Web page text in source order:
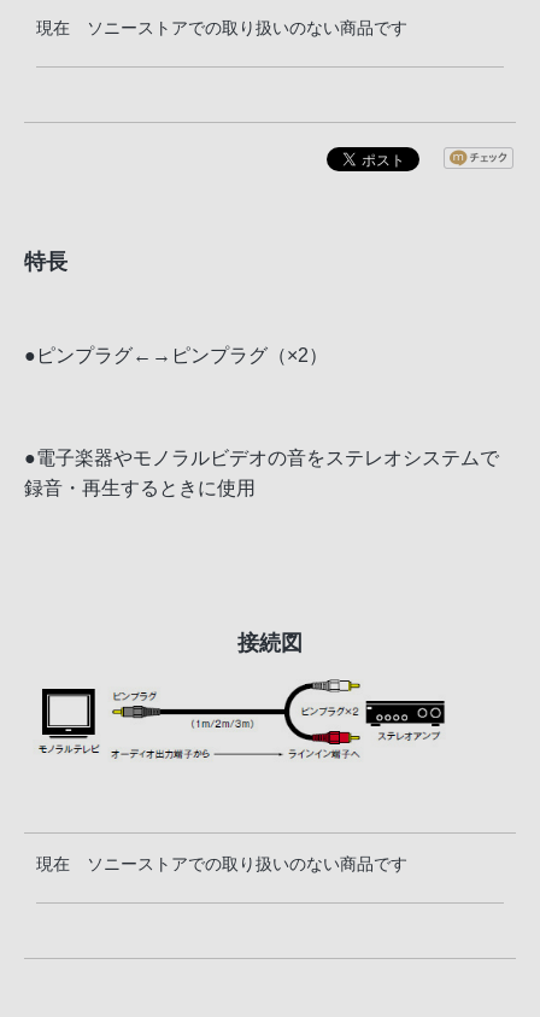
現在 ソニーストアでの取り扱いのない商品です
特長
●ピンプラグ←→ピンプラグ（×2）
●電子楽器やモノラルビデオの音をステレオシステムで
録音・再生するときに使用
接続図
現在 ソニーストアでの取り扱いのない商品です